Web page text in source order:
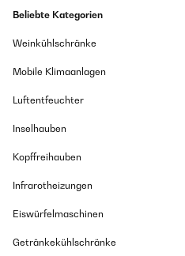
Beliebte Kategorien
Weinkühlschränke
Mobile Klimaanlagen
Luftentfeuchter
Inselhauben
Kopffreihauben
Infrarotheizungen
Eiswürfelmaschinen
Getränkekühlschränke